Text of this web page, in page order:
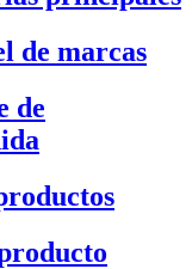
de marcas
de